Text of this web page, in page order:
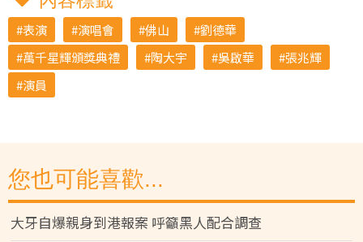
表演 演唱會 佛山
劉德華
萬千星輝頒獎典禮
陶大宇 吳啟華
張兆輝
演員
您也可能喜歡...
大牙自爆親身到港報案 呼籲黑人配合調查